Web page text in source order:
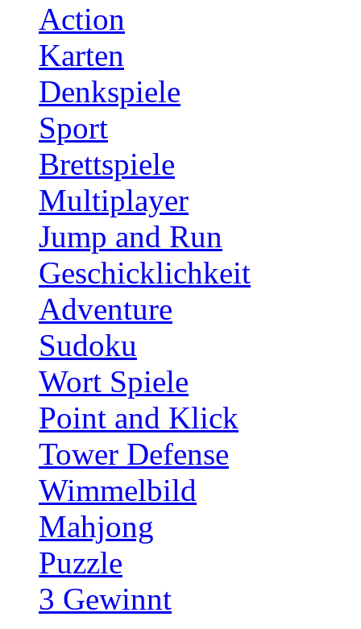
Action
Karten
Denkspiele
Sport
Brettspiele
Multiplayer
Jump and Run
Geschicklichkeit
Adventure
Sudoku
Wort Spiele
Point and Klick
Tower Defense
Wimmelbild
Mahjong
Puzzle
3 Gewinnt